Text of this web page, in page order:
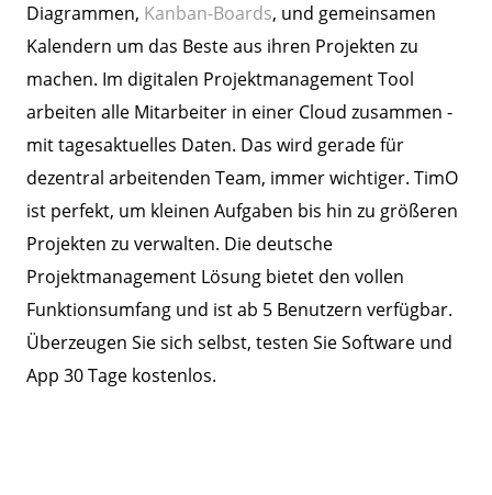
Diagrammen, Kanban-Boards, und gemeinsamen
Kalendern um das Beste aus ihren Projekten zu
machen. Im digitalen Projektmanagement Tool
arbeiten alle Mitarbeiter in einer Cloud zusammen -
mit tagesaktuelles Daten. Das wird gerade für
dezentral arbeitenden Team, immer wichtiger. TimO
ist perfekt, um kleinen Aufgaben bis hin zu größeren
Projekten zu verwalten. Die deutsche
Projektmanagement Lösung bietet den vollen
Funktionsumfang und ist ab 5 Benutzern verfügbar.
Überzeugen Sie sich selbst, testen Sie Software und
App 30 Tage kostenlos.